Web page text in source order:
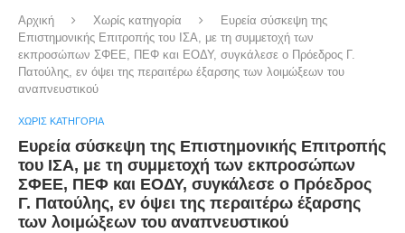
Αρχική Χωρίς κατηγορία
Ευρεία σύσκεψη της
Επιστημονικής Επιτροπής του ΙΣΑ, με τη συμμετοχή των
εκπροσώπων ΣΦΕΕ, ΠΕΦ και ΕΟΔΥ, συγκάλεσε ο Πρόεδρος Γ.
Πατούλης, εν όψει της περαιτέρω έξαρσης των λοιμώξεων του
αναπνευστικού
ΧΩΡΊΣ ΚΑΤΗΓΟΡΊΑ
Ευρεία σύσκεψη της Επιστημονικής Επιτροπής
του ΙΣΑ, με τη συμμετοχή των εκπροσώπων
ΣΦΕΕ, ΠΕΦ και ΕΟΔΥ, συγκάλεσε ο Πρόεδρος
Γ. Πατούλης, εν όψει της περαιτέρω έξαρσης
των λοιμώξεων του αναπνευστικού